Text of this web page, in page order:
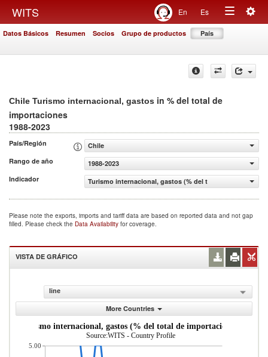
WITS En Es
Toggle
Datos Básicos Resumen Socios Grupo de productos País
Chile Turismo internacional, gastos in % del total de
importaciones
1988-2023
País/Región
Chile
Rango de año
1988-2023
Indicador
Turismo internacional, gastos (% del total de
Please note the exports, imports and tariff data are based on reported data and not gap
filled. Please check the Data Availability for coverage.
VISTA DE GRÁFICO
line
More Countries
Turismo internacional, gastos (% del total de importaciones)
Source:WITS - Country Profile
5.00